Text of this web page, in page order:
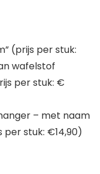
(prijs per stuk:
wafelstof
per stuk: €
– met naam
per stuk: €14,90)